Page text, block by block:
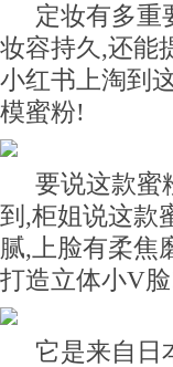
定妆有多重
妆容持久,还能
小红书上淘到
模蜜粉!
要说这款蜜
到,柜姐说这款
腻,上脸有柔焦
打造立体小V
它是来自日